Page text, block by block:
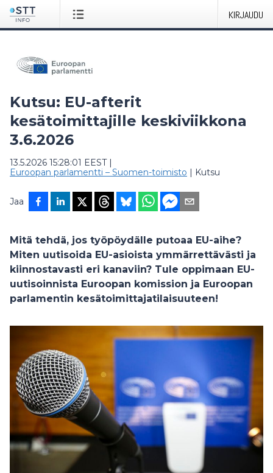
KIRJAUDU
Kutsu: EU-afterit
kesätoimittajille keskiviikkona
3.6.2026
13.5.2026 15:28:01 EEST|
Euroopan parlamentti – Suomen-toimisto | Kutsu
Jaa
Mitä tehdä, jos työpöydälle putoaa EU-aihe?
Miten uutisoida EU-asioista ymmärrettävästi ja
kiinnostavasti eri kanaviin? Tule oppimaan EU-
uutisoinnista Euroopan komission ja Euroopan
parlamentin kesätoimittajatilaisuuteen!